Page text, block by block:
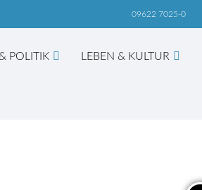
09622 7025-0
POLITIK LEBEN & KULTUR